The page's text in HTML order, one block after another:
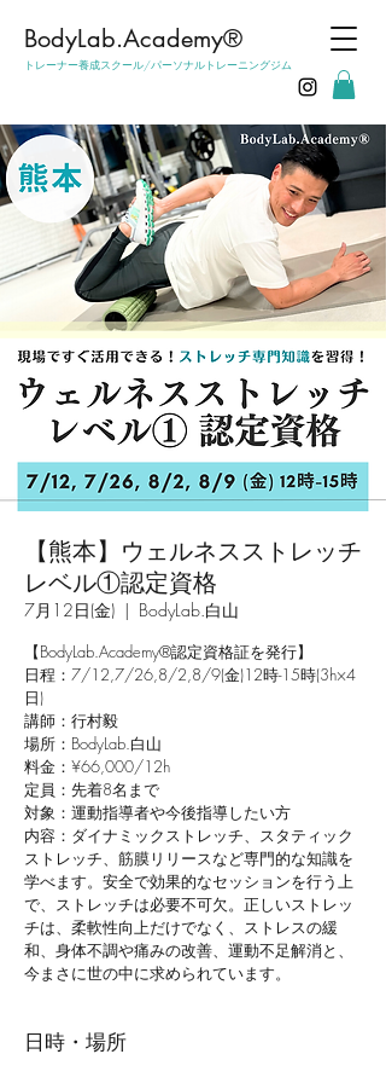
​BodyLab.Academy®︎
トレーナー養成スクール/パーソナルトレーニングジム
【熊本】ウェルネスストレッチ
レベル①認定資格
7月12日(金)
  |
BodyLab.白山
【BodyLab.Academy®︎認定資格証を発行】
日程：7/12,7/26,8/2,8/9(金)12時-15時(3h×4
日)
講師：行村毅
場所：BodyLab.白山
料金：¥66,000/12h
定員：先着8名まで
対象：運動指導者や今後指導したい方
内容：ダイナミックストレッチ、スタティック
ストレッチ、筋膜リリースなど専門的な知識を
学べます。安全で効果的なセッションを行う上
で、ストレッチは必要不可欠。正しいストレッ
チは、柔軟性向上だけでなく、ストレスの緩
和、身体不調や痛みの改善、運動不足解消と、
今まさに世の中に求められています。
日時・場所